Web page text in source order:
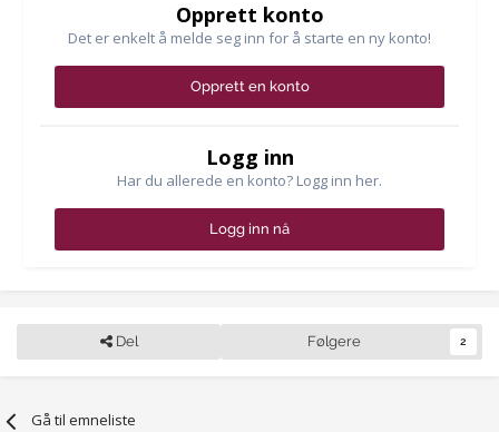
Opprett konto
Det er enkelt å melde seg inn for å starte en ny konto!
Opprett en konto
Logg inn
Har du allerede en konto? Logg inn her.
Logg inn nå
Del Følgere 2
Gå til emneliste